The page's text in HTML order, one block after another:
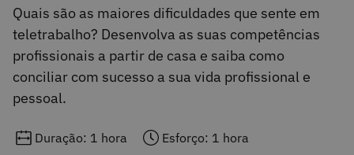
Quais são as maiores dificuldades que sente em
teletrabalho? Desenvolva as suas competências
profissionais a partir de casa e saiba como
conciliar com sucesso a sua vida profissional e
pessoal.
Duração: 1 hora
Esforço: 1 hora